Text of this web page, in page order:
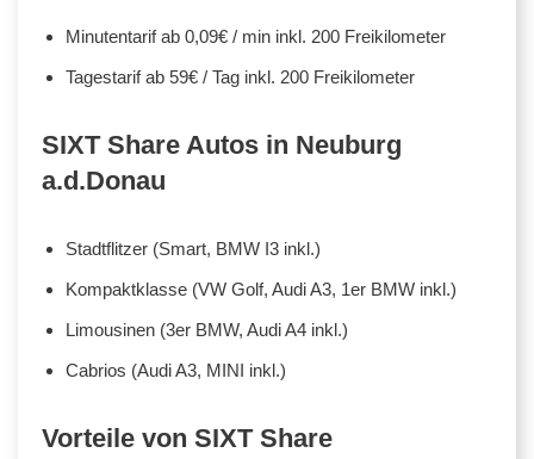
Minutentarif ab 0,09€ / min inkl. 200 Freikilometer
Tagestarif ab 59€ / Tag inkl. 200 Freikilometer
SIXT Share Autos in Neuburg
a.d.Donau
Stadtflitzer (Smart, BMW I3 inkl.)
Kompaktklasse (VW Golf, Audi A3, 1er BMW inkl.)
Limousinen (3er BMW, Audi A4 inkl.)
Cabrios (Audi A3, MINI inkl.)
Vorteile von SIXT Share